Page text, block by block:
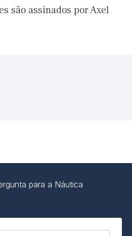
são assinados por Axel
para a Náutica